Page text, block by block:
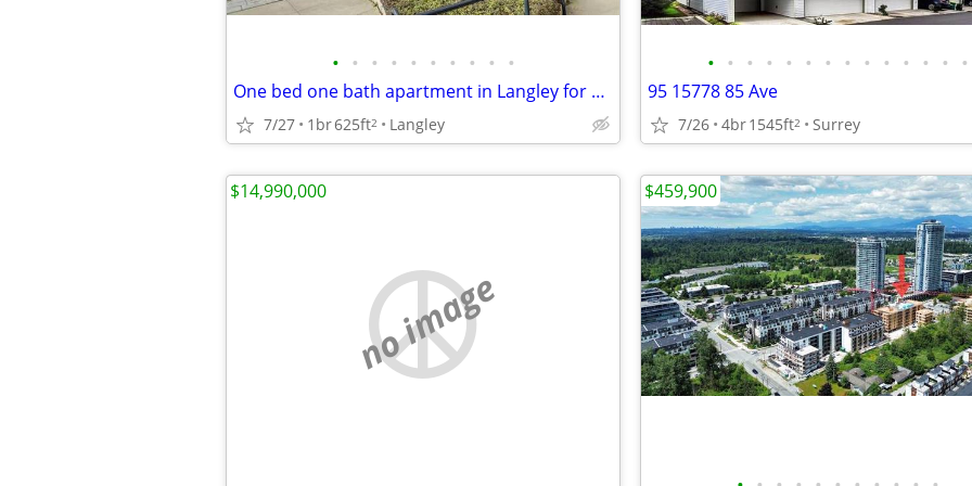
• • • • • • • • • •
One bed one bath apartment in Langley for sale
7/27 1br625ft2 Langley
• • • • • • • • • • • • • •
95 15778 85 Ave
7/26 4br1545ft2 Surrey
no image
$14,990,000 $459,900